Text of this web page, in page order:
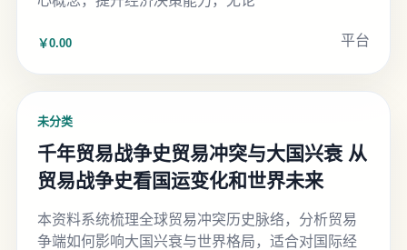
￥0.00 平台
未分类
千年贸易战争史贸易冲突与大国兴衰 从
贸易战争史看国运变化和世界未来
本资料系统梳理全球贸易冲突历史脉络，分析贸易
争端如何影响大国兴衰与世界格局，适合对国际经